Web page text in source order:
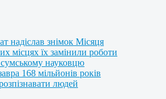
надіслав знімок Місяця
місцях їх замінили роботи
сумському науковцю
168 мільйонів років
людей